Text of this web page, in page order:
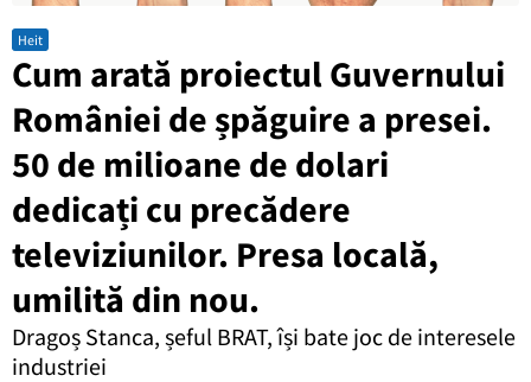
Heit
Cum arată proiectul Guvernului
României de șpăguire a presei.
50 de milioane de dolari
dedicați cu precădere
televiziunilor. Presa locală,
umilită din nou.
Dragoș Stanca, șeful BRAT, își bate joc de interesele
industriei